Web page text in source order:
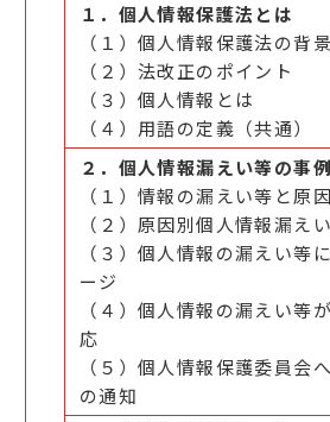
１．個人情報保護法とは
（１）個人情報保護法の背
（２）法改正のポイント
（３）個人情報とは
（４）用語の定義（共通）
２．個人情報漏えい等の事
（１）情報の漏えい等と原因
（２）原因別個人情報漏え
（３）個人情報の漏えい等
ージ
（４）個人情報の漏えい等
応
（５）個人情報保護委員会
の通知